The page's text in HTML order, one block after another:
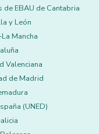
de EBAU de Cantabria
y León
Mancha
Valenciana
de Madrid
(UNED)